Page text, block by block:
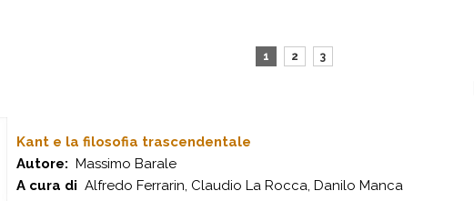
1 2 3
Kant e la filosofia trascendentale
Autore: Massimo Barale
A cura di Alfredo Ferrarin, Claudio La Rocca, Danilo Manca